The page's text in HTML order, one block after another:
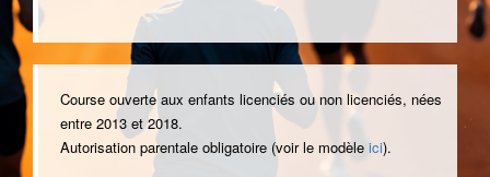
Course ouverte aux enfants licenciés ou non licenciés, nées
entre 2013 et 2018.
Autorisation parentale obligatoire (voir le modèle ici).